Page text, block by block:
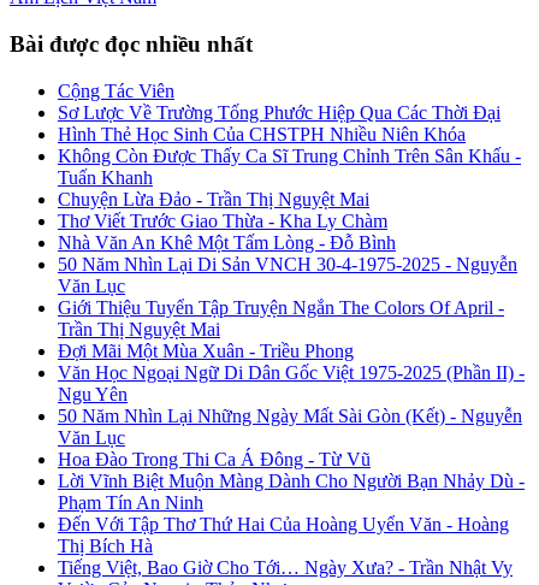
Bài được đọc nhiều nhất
Cộng Tác Viên
Sơ Lược Về Trường Tống Phước Hiệp Qua Các Thời Đại
Hình Thẻ Học Sinh Của CHSTPH Nhiều Niên Khóa
Không Còn Được Thấy Ca Sĩ Trung Chỉnh Trên Sân Khấu -
Tuấn Khanh
Chuyện Lừa Đảo - Trần Thị Nguyệt Mai
Thơ Viết Trước Giao Thừa - Kha Ly Chàm
Nhà Văn An Khê Một Tấm Lòng - Đỗ Bình
50 Năm Nhìn Lại Di Sản VNCH 30-4-1975-2025 - Nguyễn
Văn Lục
Giới Thiệu Tuyển Tập Truyện Ngắn The Colors Of April -
Trần Thị Nguyệt Mai
Đợi Mãi Một Mùa Xuân - Triều Phong
Văn Học Ngoại Ngữ Di Dân Gốc Việt 1975-2025 (Phần II) -
Ngu Yên
50 Năm Nhìn Lại Những Ngày Mất Sài Gòn (Kết) - Nguyễn
Văn Lục
Hoa Đào Trong Thi Ca Á Đông - Từ Vũ
Lời Vĩnh Biệt Muộn Màng Dành Cho Người Bạn Nhảy Dù -
Phạm Tín An Ninh
Đến Với Tập Thơ Thứ Hai Của Hoàng Uyển Văn - Hoàng
Thị Bích Hà
Tiếng Việt, Bao Giờ Cho Tới… Ngày Xưa? - Trần Nhật Vy